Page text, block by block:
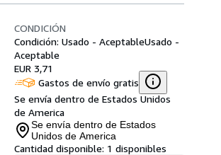
CONDICIÓN
Condición: Usado - AceptableUsado -
Aceptable
EUR 3,71
Gastos de envío gratis
Se envía dentro de Estados Unidos
de America
Se envía dentro de Estados
Unidos de America
Cantidad disponible: 1 disponibles